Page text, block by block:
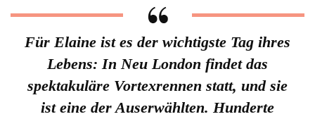
Für Elaine ist es der wichtigste Tag ihres
Lebens: In Neu London findet das
spektakuläre Vortexrennen statt, und sie
ist eine der Auserwählten. Hunderte